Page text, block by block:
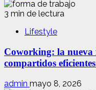
3 min de lectura
Lifestyle
Coworking: la nueva
compartidos
admin mayo 8, 2026